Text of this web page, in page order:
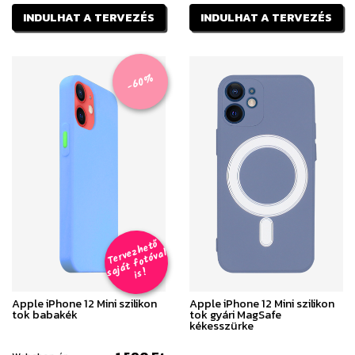
INDULHAT A TERVEZÉS
INDULHAT A TERVEZÉS
-60%
T
er
v
e
z
h
e
t
ő
s
aj
á
t
f
o
t
ó
v
al
i
s
!
Apple iPhone 12 Mini szilikon
tok babakék
Apple iPhone 12 Mini szilikon
tok gyári MagSafe
kékesszürke